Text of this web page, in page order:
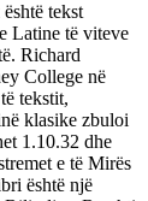
tekst
Latine të viteve
Richard
College në
tekstit,
klasike zbuloi
1.10.32 dhe
e të Mirës
është një